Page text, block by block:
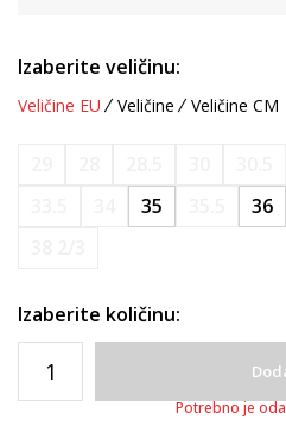
Izaberite veličinu:
Veličine EU Veličine Veličine CM
35 36
Izaberite količinu:
Potrebno je